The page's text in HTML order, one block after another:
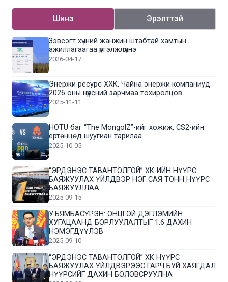
Шинэ Эрэлттэй
Зэвсэгт хүчний жанжин штабтай хамтын
ажиллагаагаа үргэлжлүүлнэ
2026-04-17
Энержи ресурс ХХК, Чайна энержи компаниуд
2026 оны нүүрсний зарчмаа тохиролцов
2025-11-11
HOTU баг “The MongolZ”-ийг хожиж, CS2-ийн
ертөнцөд шуугиан тарилаа
2025-10-05
“ЭРДЭНЭС ТАВАНТОЛГОЙ” ХК-ИЙН НҮҮРС
БАЯЖУУЛАХ ҮЙЛДВЭР НЭГ САЯ ТОНН НҮҮРС
БАЯЖУУЛЛАА
2025-09-15
У.БЯМБАСҮРЭН: ОНЦГОЙ ДЭГЛЭМИЙН
ХУГАЦААНД БОРЛУУЛАЛТЫГ 1.6 ДАХИН
НЭМЭГДҮҮЛЭВ
2025-09-10
“ЭРДЭНЭС ТАВАНТОЛГОЙ” ХК НҮҮРС
БАЯЖУУЛАХ ҮЙЛДВЭРЭЭС ГАРЧ БУЙ ХАЯГДАЛ
НҮҮРСИЙГ ДАХИН БОЛОВСРУУЛНА